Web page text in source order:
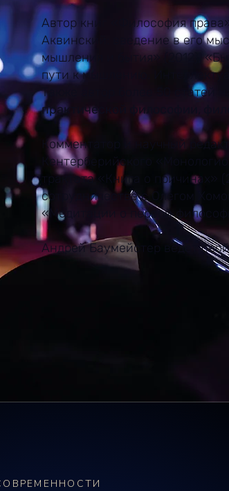
Автор книг «Философия
Аквинский: введение в его
мышления и бытия» (2012),
пути к мышлению.
Также автор более 50 статей
практической философии,
Комментатор и научный
Кентерберийского
трактата «Книга о причинах»
сотрудничестве с Олегом
«Медитации о первой
Андрей Баумейстер ведет